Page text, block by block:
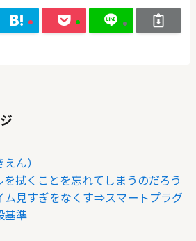
ん）
拭くことを忘れてしまうのだろう
ム見すぎをなくす⇒スマートプラグ
基準